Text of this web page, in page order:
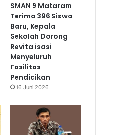
SMAN 9 Mataram
Terima 396 Siswa
Baru, Kepala
Sekolah Dorong
Revitalisasi
Menyeluruh
Fasilitas
Pendidikan
16 Juni 2026